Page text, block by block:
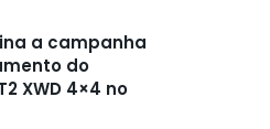
a campanha
do
XWD 4×4 no